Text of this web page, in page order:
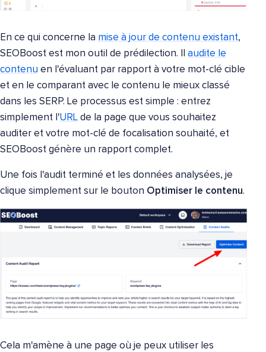
En ce qui concerne la mise à jour de contenu existant,
SEOBoost est mon outil de prédilection. Il audite le
contenu en l'évaluant par rapport à votre mot-clé cible
et en le comparant avec le contenu le mieux classé
dans les SERP. Le processus est simple : entrez
simplement l'URL de la page que vous souhaitez
auditer et votre mot-clé de focalisation souhaité, et
SEOBoost génère un rapport complet.
Une fois l'audit terminé et les données analysées, je
clique simplement sur le bouton Optimiser le contenu.
Cela m'amène à une page où je peux utiliser les